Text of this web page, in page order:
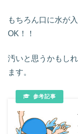
もちろん口に水が
OK！！
汚いと思うかもし
ます。